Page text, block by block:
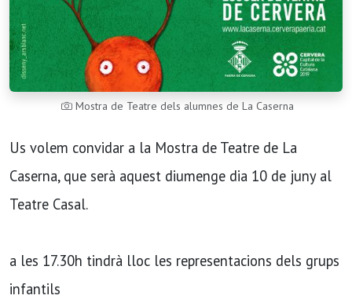
Mostra de Teatre dels alumnes de La Caserna
Us volem convidar a la Mostra de Teatre de La
Caserna, que serà aquest diumenge dia 10 de juny al
Teatre Casal.
a les 17.30h tindrà lloc les representacions dels grups
infantils